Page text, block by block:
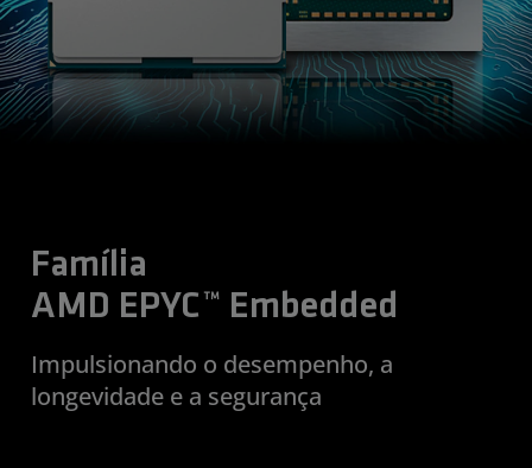
Família
AMD EPYC™ Embedded
Impulsionando o desempenho, a
longevidade e a segurança